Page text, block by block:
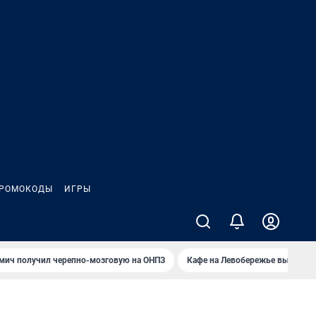
ИГРЫ
получил черепно-мозговую на ОНПЗ Кафе на Левобережье